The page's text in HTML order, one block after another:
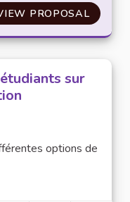
PROPOSALDES
sur
options de